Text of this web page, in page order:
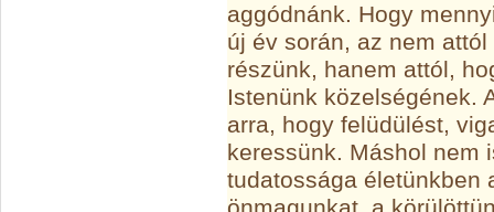
aggódnánk. Hogy
új év során, az nem
részünk, hanem attól,
Istenünk közelségének.
arra, hogy felüdülést,
keressünk. Máshol nem
tudatossága életünkben